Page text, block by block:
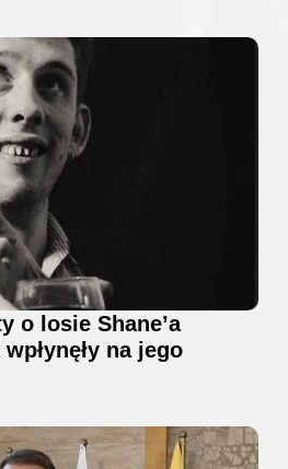
o losie Shane’a
na jego